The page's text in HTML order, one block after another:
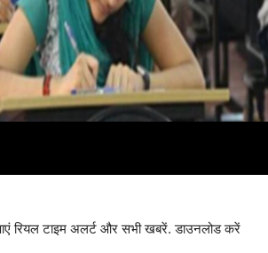
रियल टाइम अलर्ट और सभी खबरें. डाउनलोड करें